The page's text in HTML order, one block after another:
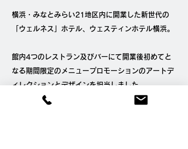
横浜・みなとみらい21地区内に開業した新世代の
「ウェルネス」ホテル、ウェスティンホテル横浜。
館内4つのレストラン及びバーにて開業後初めてと
なる期間限定のメニュープロモーションのアートデ
ィレクションとデザインを担当しました。